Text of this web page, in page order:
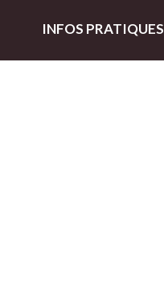
INFOS PRATIQUES